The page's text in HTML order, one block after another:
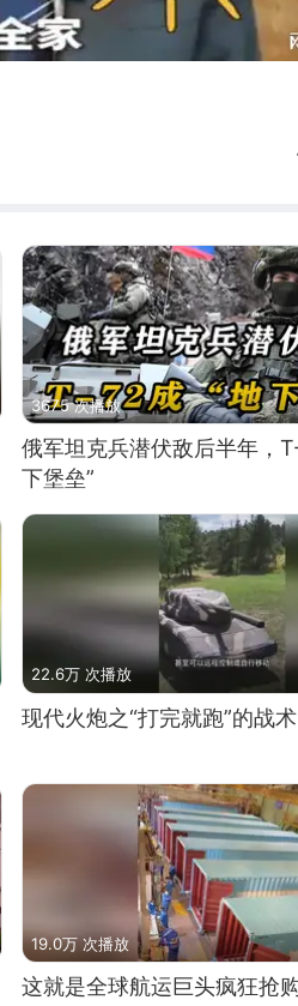
3675 次播放
俄军坦克兵潜伏敌后半年，
下堡垒”
22.6万 次播放
现代火炮之“打完就跑”的战术
19.0万 次播放
这就是全球航运巨头疯狂抢